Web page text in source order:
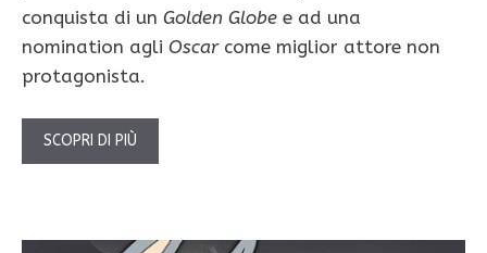
conquista di un Golden Globe e ad una
nomination agli Oscar come miglior attore non
protagonista.
SCOPRI DI PIÙ